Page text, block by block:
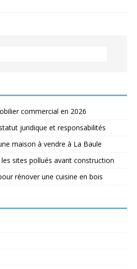
commercial en 2026
juridique et responsabilités
maison à vendre à La Baule
sites pollués avant construction
rénover une cuisine en bois